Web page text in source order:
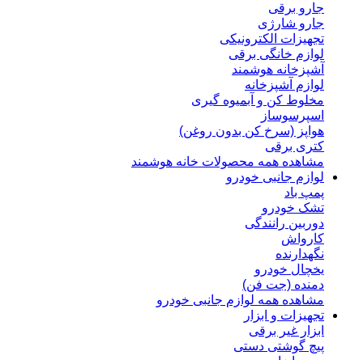
جارو برقی
جارو شارژی
تجهیزات الکترونیکی
لوازم خانگی برقی
آشپزخانه هوشمند
لوازم آشپزخانه
مخلوط کن و آبمیوه گیری
اسپرسوساز
هواپز (سرخ کن بدون روغن)
کتری برقی
مشاهده همه محصولات خانه هوشمند
لوازم جانبی خودرو
پمپ باد
تشک خودرو
دوربین رانندگی
کارواش
نگهدارنده
یخچال خودرو
دمنده (جت فن)
مشاهده همه لوازم جانبی خودرو
تجهیزات و ابزار
ابزار غیر برقی
پیچ گوشتی دستی